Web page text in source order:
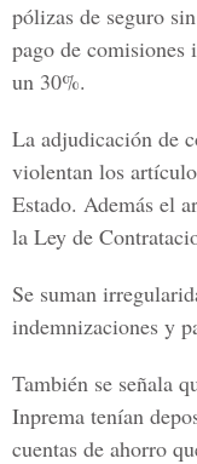
pólizas de seguro
pago de comisiones
un 30%.
La adjudicación de
violentan los
Estado. Además el
la Ley de
Se suman
indemnizaciones y
También se señala
Inprema tenían
cuentas de ahorro